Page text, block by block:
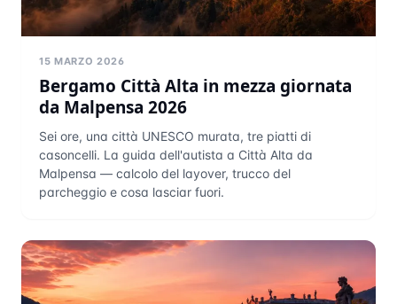
15 MARZO 2026
Bergamo Città Alta in mezza giornata
da Malpensa 2026
Sei ore, una città UNESCO murata, tre piatti di
casoncelli. La guida dell'autista a Città Alta da
Malpensa — calcolo del layover, trucco del
parcheggio e cosa lasciar fuori.